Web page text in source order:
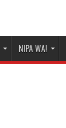
NIPA WA!